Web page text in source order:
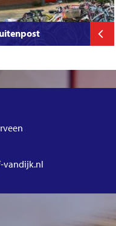
vandijk.nl